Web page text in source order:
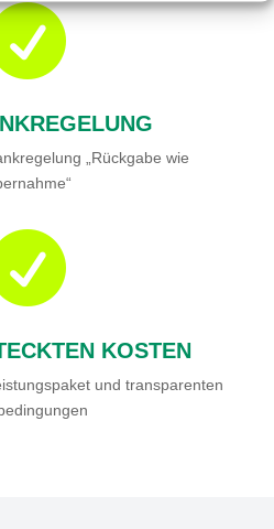
„Rückgabe wie
KOSTEN
und transparenten